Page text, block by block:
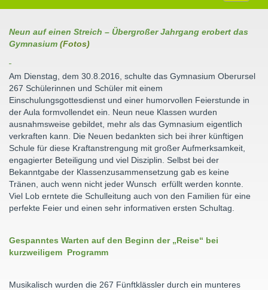
Neun auf einen Streich – Übergroßer Jahrgang erobert das
Gymnasium (Fotos)
Am Dienstag, dem 30.8.2016, schulte das Gymnasium Oberursel
267 Schülerinnen und Schüler mit einem
Einschulungsgottesdienst und einer humorvollen Feierstunde in
der Aula formvollendet ein. Neun neue Klassen wurden
ausnahmsweise gebildet, mehr als das Gymnasium eigentlich
verkraften kann. Die Neuen bedankten sich bei ihrer künftigen
Schule für diese Kraftanstrengung mit großer Aufmerksamkeit,
engagierter Beteiligung und viel Disziplin. Selbst bei der
Bekanntgabe der Klassenzusammensetzung gab es keine
Tränen, auch wenn nicht jeder Wunsch erfüllt werden konnte.
Viel Lob erntete die Schulleitung auch von den Familien für eine
perfekte Feier und einen sehr informativen ersten Schultag.
Gespanntes Warten auf den Beginn der „Reise“ bei
kurzweiligem Programm
Musikalisch wurden die 267 Fünftklässler durch ein munteres